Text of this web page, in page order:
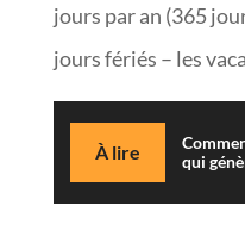
jours par an (365
jours fériés – les
À lire
qui